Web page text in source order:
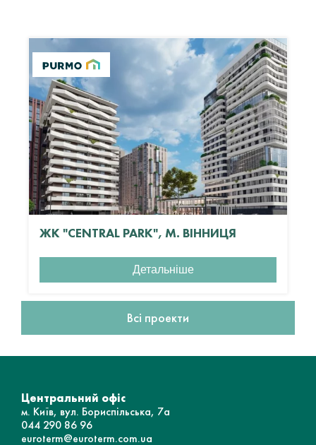
ЖК "CENTRAL PARK", М. ВІННИЦЯ
Детальніше
Всі проекти
Центральний офіс
м. Київ, вул. Бориспільська, 7а
044 290 86 96
euroterm@euroterm.com.ua